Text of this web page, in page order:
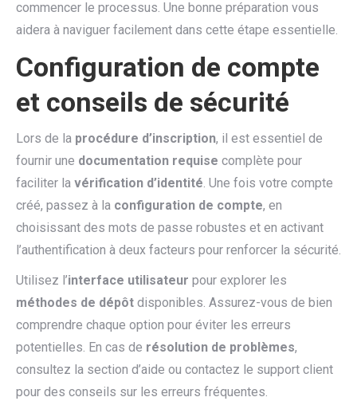
commencer le processus. Une bonne préparation vous
aidera à naviguer facilement dans cette étape essentielle.
Configuration de compte
et conseils de sécurité
Lors de la procédure d’inscription, il est essentiel de
fournir une documentation requise complète pour
faciliter la vérification d’identité. Une fois votre compte
créé, passez à la configuration de compte, en
choisissant des mots de passe robustes et en activant
l’authentification à deux facteurs pour renforcer la sécurité.
Utilisez l’interface utilisateur pour explorer les
méthodes de dépôt disponibles. Assurez-vous de bien
comprendre chaque option pour éviter les erreurs
potentielles. En cas de résolution de problèmes,
consultez la section d’aide ou contactez le support client
pour des conseils sur les erreurs fréquentes.